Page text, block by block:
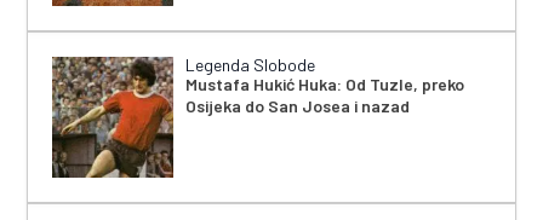
Legenda Slobode
Mustafa Hukić Huka: Od Tuzle, preko
Osijeka do San Josea i nazad